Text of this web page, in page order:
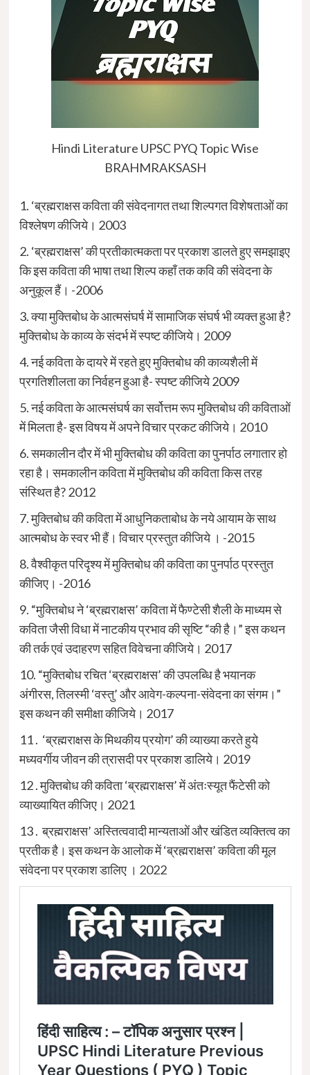
Hindi Literature UPSC PYQ Topic Wise
BRAHMRAKSASH
1. ‘ब्रह्मराक्षस कविता की संवेदनागत तथा शिल्पगत विशेषताओं का
विश्लेषण कीजिये। 2003
2. ‘ब्रह्मराक्षस’ की प्रतीकात्मकता पर प्रकाश डालते हुए समझाइए
कि इस कविता की भाषा तथा शिल्प कहाँ तक कवि की संवेदना के
अनुकूल हैं। -2006
3. क्या मुक्तिबोध के आत्मसंघर्ष में सामाजिक संघर्ष भी व्यक्त हुआ है?
मुक्तिबोध के काव्य के संदर्भ में स्पष्ट कीजिये। 2009
4. नई कविता के दायरे में रहते हुए मुक्तिबोध की काव्यशैली में
प्रगतिशीलता का निर्वहन हुआ है- स्पष्ट कीजिये 2009
5. नई कविता के आत्मसंघर्ष का सर्वोत्तम रूप मुक्तिबोध की कविताओं
में मिलता है- इस विषय में अपने विचार प्रकट कीजिये। 2010
6. समकालीन दौर में भी मुक्तिबोध की कविता का पुनर्पाठ लगातार हो
रहा है। समकालीन कविता में मुक्तिबोध की कविता किस तरह
संस्थित है? 2012
7. मुक्तिबोध की कविता में आधुनिकताबोध के नये आयाम के साथ
आत्मबोध के स्वर भी हैं। विचार प्रस्तुत कीजिये । -2015
8. वैश्वीकृत परिदृश्य में मुक्तिबोध की कविता का पुनर्पाठ प्रस्तुत
कीजिए। -2016
9. “मुक्तिबोध ने ‘ब्रह्मराक्षस’ कविता में फैण्टेसी शैली के माध्यम से
कविता जैसी विधा में नाटकीय प्रभाव की सृष्टि “की है।” इस कथन
की तर्क एवं उदाहरण सहित विवेचना कीजिये। 2017
10. “मुक्तिबोध रचित ‘ब्रह्मराक्षस’ की उपलब्धि है भयानक
अंगीरस, तिलस्मी ‘वस्तु’ और आवेग-कल्पना-संवेदना का संगम।”
इस कथन की समीक्षा कीजिये। 2017
11 . ‘ब्रह्मराक्षस के मिथकीय प्रयोग’ की व्याख्या करते हुये
मध्यवर्गीय जीवन की त्रासदी पर प्रकाश डालिये। 2019
12 . मुक्तिबोध की कविता ‘ब्रह्मराक्षस’ में अंतःस्यूत फैंटेसी को
व्याख्यायित कीजिए। 2021
13 . ब्रह्मराक्षस’ अस्तित्ववादी मान्यताओं और खंडित व्यक्तित्व का
प्रतीक है। इस कथन के आलोक में ‘ब्रह्मराक्षस’ कविता की मूल
संवेदना पर प्रकाश डालिए । 2022